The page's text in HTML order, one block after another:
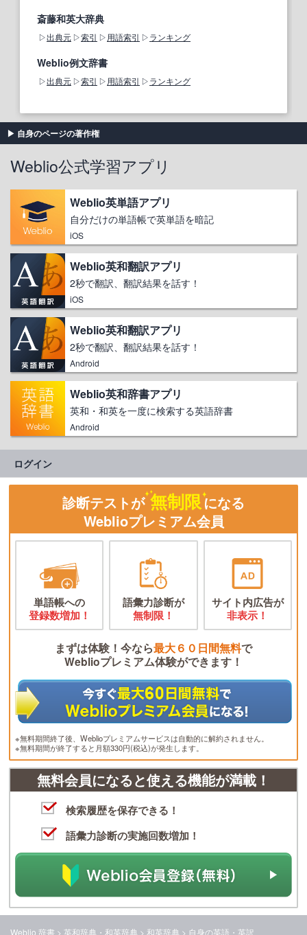
斎藤和英大辞典
出典元 索引 用語索引 ランキング
Weblio例文辞書
出典元 索引 用語索引 ランキング
自身のページの著作権
Weblio公式学習アプリ
Weblio英単語アプリ
自分だけの単語帳で英単語を暗記
iOS
Weblio英和翻訳アプリ
2秒で翻訳、翻訳結果を話す！
iOS
Weblio英和翻訳アプリ
2秒で翻訳、翻訳結果を話す！
Android
Weblio英和辞書アプリ
英和・和英を一度に検索する英語辞書
Android
ログイン
診断テストが 無制限になる
Weblioプレミアム会員
単語帳への
登録数増加！
語彙力診断が
無制限！
サイト内広告が
非表示！
まずは体験！今なら最大６０日間無料で
Weblioプレミアム体験ができます！
※無料期間終了後、Weblioプレミアムサービスは自動的に解約されません。
※無料期間が終了すると月額330円(税込)が発生します。
無料会員になると使える機能が満載！
検索履歴を保存できる！
語彙力診断の実施回数増加！
Weblio 辞書 > 英和辞典・和英辞典 > 和英辞典 > 自身の英語・英訳